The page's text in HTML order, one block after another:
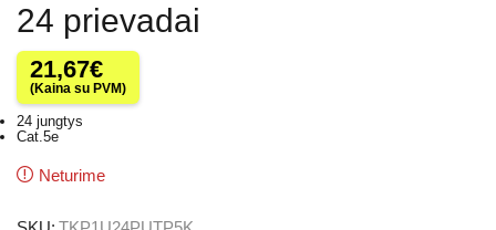
24 prievadai
21,67€
(Kaina su PVM)
24 jungtys
Cat.5e
Neturime